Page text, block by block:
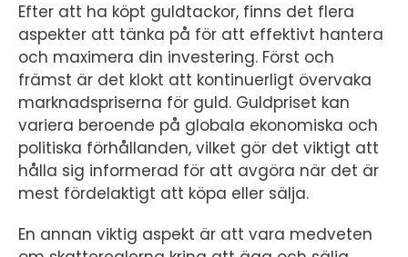
Efter att ha köpt guldtackor, finns det flera
aspekter att tänka på för att effektivt hantera
och maximera din investering. Först och
främst är det klokt att kontinuerligt övervaka
marknadspriserna för guld. Guldpriset kan
variera beroende på globala ekonomiska och
politiska förhållanden, vilket gör det viktigt att
hålla sig informerad för att avgöra när det är
mest fördelaktigt att köpa eller sälja.
En annan viktig aspekt är att vara medveten